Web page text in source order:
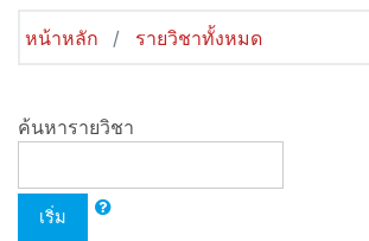
หน้าหลัก รายวิชาทั้งหมด
ค้นหารายวิชา
เริ่ม